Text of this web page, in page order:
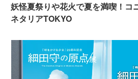
妖怪夏祭りや花火で夏を満喫！コ
ネタリアTOKYO